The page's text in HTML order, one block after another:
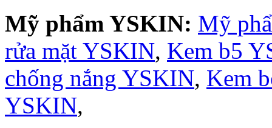
Mỹ phẩm YSKIN: Mỹ
rửa mặt YSKIN, Kem b5
chống nắng YSKIN, Kem
YSKIN,